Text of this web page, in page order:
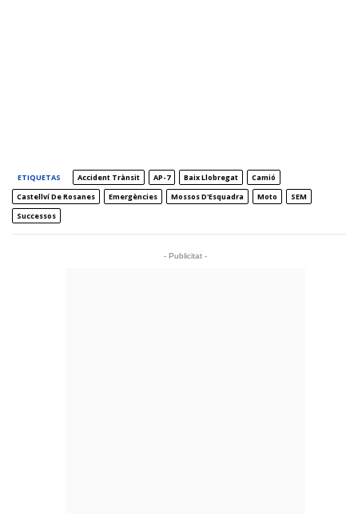
ETIQUETAS Accident Trànsit AP-7 Baix Llobregat
Camió
Castellví De Rosanes
Emergències Mossos D'Esquadra Moto
SEM
Successos
- Publicitat -